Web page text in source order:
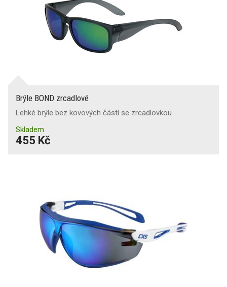
Brýle BOND zrcadlové
Lehké brýle bez kovových částí se zrcadlovkou
Skladem
455 Kč